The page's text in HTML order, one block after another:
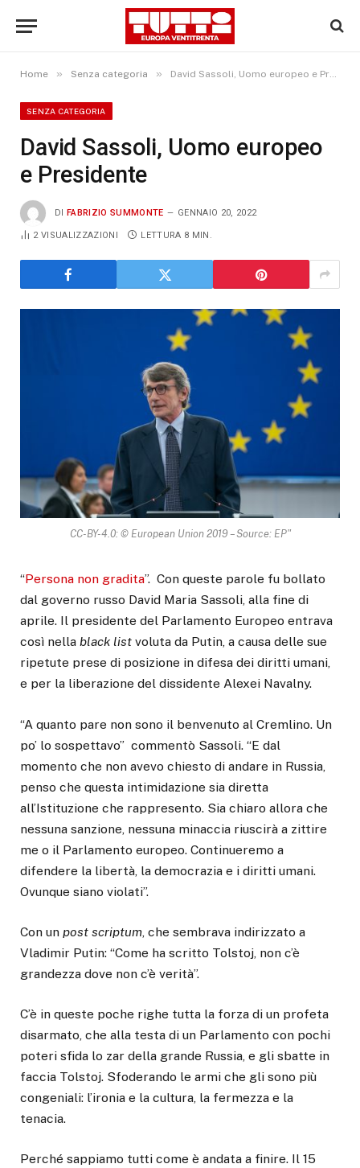
Home » Senza categoria » David Sassoli, Uomo europeo e Presidente
SENZA CATEGORIA
David Sassoli, Uomo europeo
e Presidente
DI FABRIZIO SUMMONTE GENNAIO 20, 2022
2VISUALIZZAZIONI LETTURA 8 MIN.
CC-BY-4.0: © European Union 2019 – Source: EP"
“Persona non gradita”. Con queste parole fu bollato
dal governo russo David Maria Sassoli, alla fine di
aprile. Il presidente del Parlamento Europeo entrava
così nella black list voluta da Putin, a causa delle sue
ripetute prese di posizione in difesa dei diritti umani,
e per la liberazione del dissidente Alexei Navalny.
“A quanto pare non sono il benvenuto al Cremlino. Un
po’ lo sospettavo” commentò Sassoli. “E dal
momento che non avevo chiesto di andare in Russia,
penso che questa intimidazione sia diretta
all’Istituzione che rappresento. Sia chiaro allora che
nessuna sanzione, nessuna minaccia riuscirà a zittire
me o il Parlamento europeo. Continueremo a
difendere la libertà, la democrazia e i diritti umani.
Ovunque siano violati”.
Con un post scriptum , che sembrava indirizzato a
Vladimir Putin: “Come ha scritto Tolstoj, non c’è
grandezza dove non c’è verità”.
C’è in queste poche righe tutta la forza di un profeta
disarmato, che alla testa di un Parlamento con pochi
poteri sfida lo zar della grande Russia, e gli sbatte in
faccia Tolstoj. Sfoderando le armi che gli sono più
congeniali: l’ironia e la cultura, la fermezza e la
tenacia.
Perché sappiamo tutti come è andata a finire. Il 15